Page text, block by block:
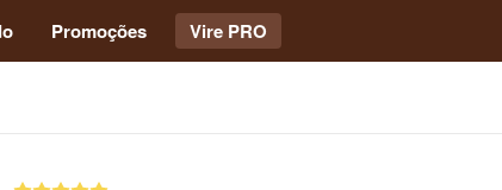
Promoções Vire PRO